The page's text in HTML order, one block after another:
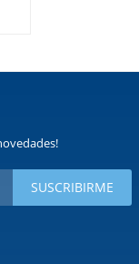
SUSCRIBIRME